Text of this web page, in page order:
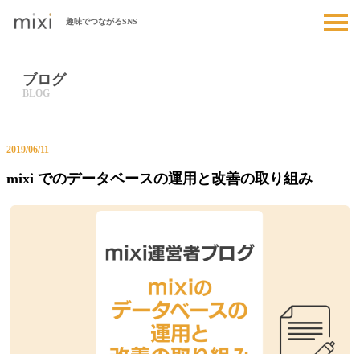
趣味でつながるSNS
ブログ
2019/06/11
mixi でのデータベースの運用と改善の取り組み